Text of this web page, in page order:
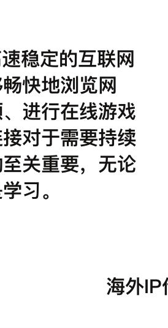
稳定的互联网
快地浏览网
进行在线游戏
对于需要持续
关重要，无论
习。
海外